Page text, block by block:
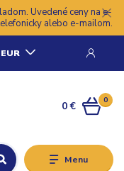
Uvedené ceny na e-
alebo e-mailom.
Menu
EUR
0
0 €